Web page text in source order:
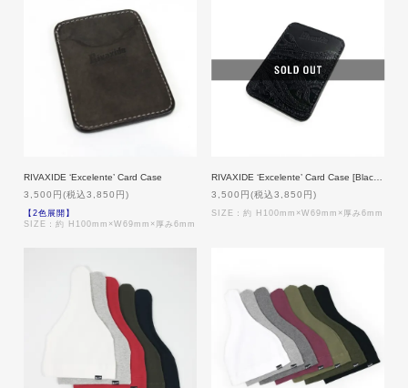
RIVAXIDE ‘Excelente’ Card Case
3,500円(税込3,850円)
【2色展開】
SIZE：約 H100mm×W69mm×厚み6mm
3,500円(税込3,850円)
SIZE：約 H100mm×W69mm×厚み6mm